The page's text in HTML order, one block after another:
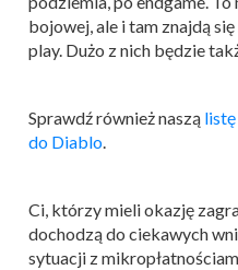
bojowej, ale i tam znajdą
play. Dużo z nich będzie
Sprawdź również naszą
do Diablo.
Ci, którzy mieli okazję
dochodzą do ciekawych
sytuacji z